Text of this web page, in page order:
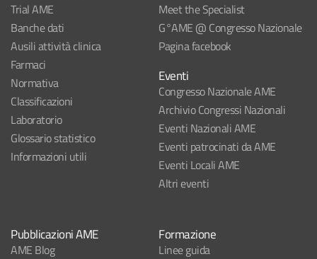
Trial AME
Banche dati
Ausili attività clinica
Farmaci
Normativa
Classificazioni
Laboratorio
Glossario statistico
Informazioni utili
Meet the Specialist
G°AME @ Congresso Nazionale
Pagina facebook
Eventi
Congresso Nazionale AME
Archivio Congressi Nazionali
Eventi Nazionali AME
Eventi patrocinati da AME
Eventi Locali AME
Altri eventi
Pubblicazioni AME
AME Blog
Formazione
Linee guida